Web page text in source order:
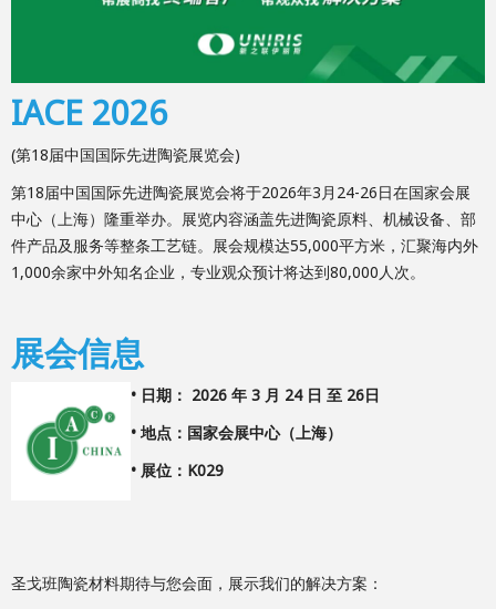
IACE 2026
(第18届中国国际先进陶瓷展览会)
第18届中国国际先进陶瓷展览会将于2026年3月24-26日在国家会展
中心（上海）隆重举办。展览内容涵盖先进陶瓷原料、机械设备、部
件产品及服务等整条工艺链。展会规模达55,000平方米，汇聚海内外
1,000余家中外知名企业，专业观众预计将达到80,000人次。
展会信息
• 日期： 2026 年 3 月 24 日 至 26日
• 地点：国家会展中心（上海）
• 展位：K029
圣戈班陶瓷材料期待与您会面，展示我们的解决方案：